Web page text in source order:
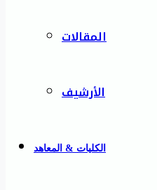
المقالات
الأرشيف
الكليات & المعاهد